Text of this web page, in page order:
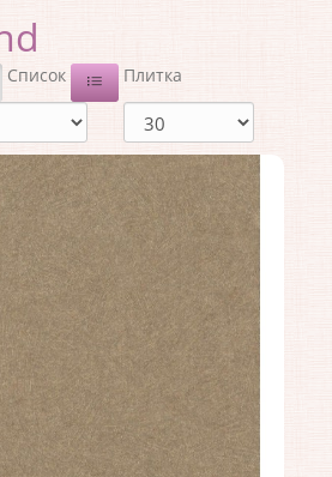
Список Плитка